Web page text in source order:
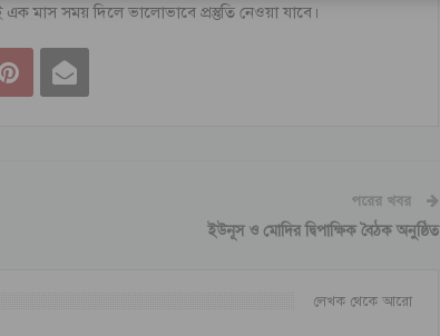
এক মাস সময় দিলে ভালোভাবে প্রস্তুতি নেওয়া যাবে।
পরের খবর
ইউনূস ও মোদির দ্বিপাক্ষিক বৈঠক অনুষ্ঠিত
লেখক থেকে আরো